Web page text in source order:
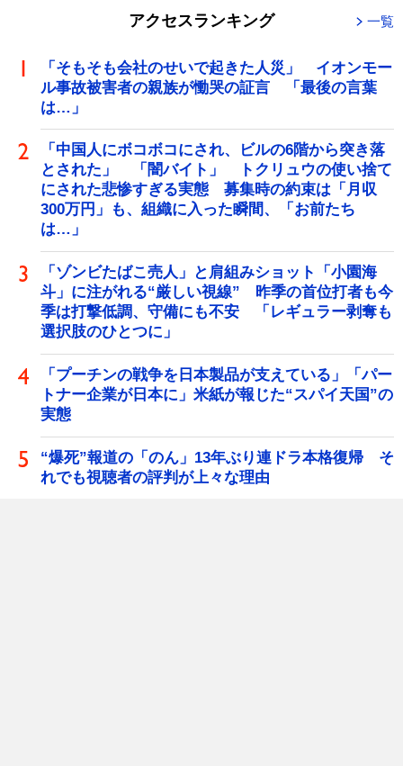
アクセスランキング 一覧
「そもそも会社のせいで起きた人災」 イオンモー
ル事故被害者の親族が慟哭の証言 「最後の言葉
は…」
「中国人にボコボコにされ、ビルの6階から突き落
とされた」 「闇バイト」 トクリュウの使い捨て
にされた悲惨すぎる実態 募集時の約束は「月収
300万円」も、組織に入った瞬間、「お前たち
は…」
「ゾンビたばこ売人」と肩組みショット「小園海
斗」に注がれる“厳しい視線” 昨季の首位打者も今
季は打撃低調、守備にも不安 「レギュラー剥奪も
選択肢のひとつに」
「プーチンの戦争を日本製品が支えている」「パー
トナー企業が日本に」米紙が報じた“スパイ天国”の
実態
“爆死”報道の「のん」13年ぶり連ドラ本格復帰 そ
れでも視聴者の評判が上々な理由